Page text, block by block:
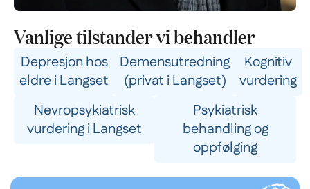
Vanlige tilstander vi behandler
Depresjon hos
eldre i Langset
Demensutredning
(privat i Langset)
Kognitiv
vurdering
Nevropsykiatrisk
vurdering i Langset
Psykiatrisk
behandling og
oppfølging